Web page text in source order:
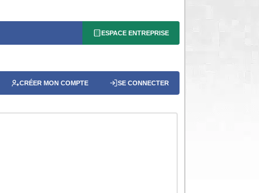
ESPACE ENTREPRISE
CRÉER MON COMPTE SE CONNECTER